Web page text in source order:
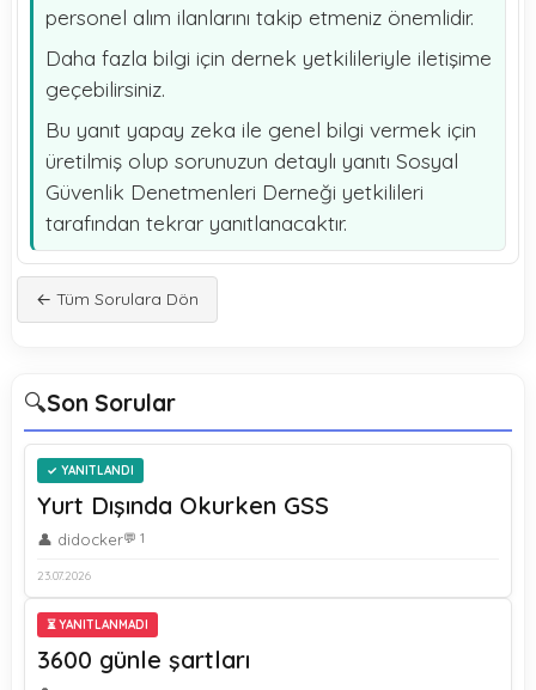
personel alım ilanlarını takip etmeniz önemlidir.
Daha fazla bilgi için dernek yetkilileriyle iletişime
geçebilirsiniz.
Bu yanıt yapay zeka ile genel bilgi vermek için
üretilmiş olup sorunuzun detaylı yanıtı Sosyal
Güvenlik Denetmenleri Derneği yetkilileri
tarafından tekrar yanıtlanacaktır.
← Tüm Sorulara Dön
🔍Son Sorular
YANITLANDI
Yurt Dışında Okurken GSS
👤 didocker💬 1
23.07.2026
⏳ YANITLANMADI
3600 günle şartları